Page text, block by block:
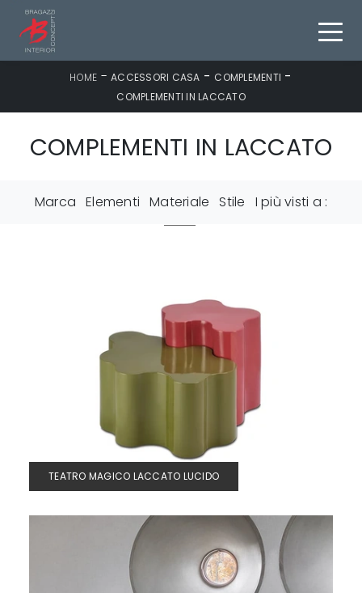
HOME -ACCESSORI CASA - COMPLEMENTI -
COMPLEMENTI IN LACCATO
COMPLEMENTI IN LACCATO
Marca Elementi Materiale Stile I più visti a :
TEATRO MAGICO LACCATO LUCIDO